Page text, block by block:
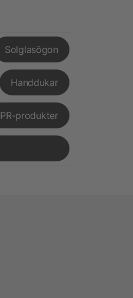
Solglasögon
Handdukar
PR-produkter